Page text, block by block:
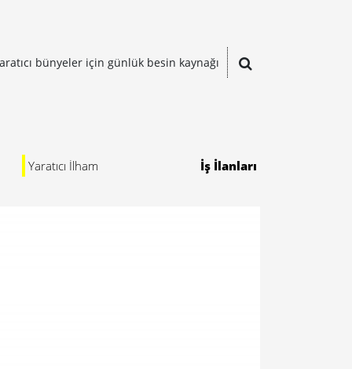
bünyeler için günlük besin kaynağı
Yaratıcı İlham İş İlanları